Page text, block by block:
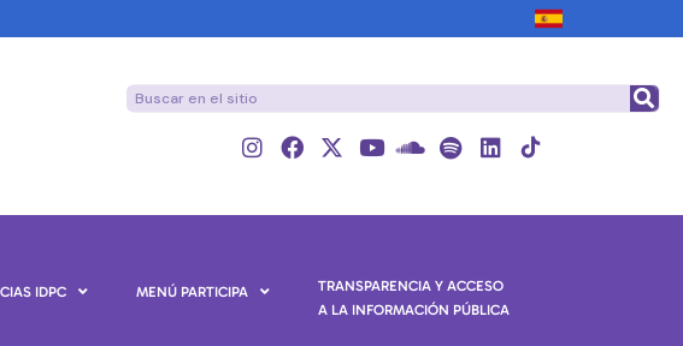
IDPC MENÚ PARTICIPA
TRANSPARENCIA Y ACCESO
A LA INFORMACIÓN PÚBLICA